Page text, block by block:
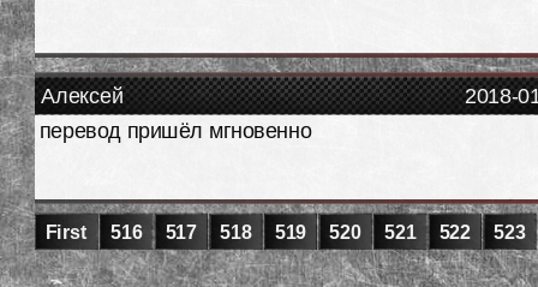
2018-
Алексей
перевод пришёл мгновенно
First 516 517 518 519 520 521 522 523